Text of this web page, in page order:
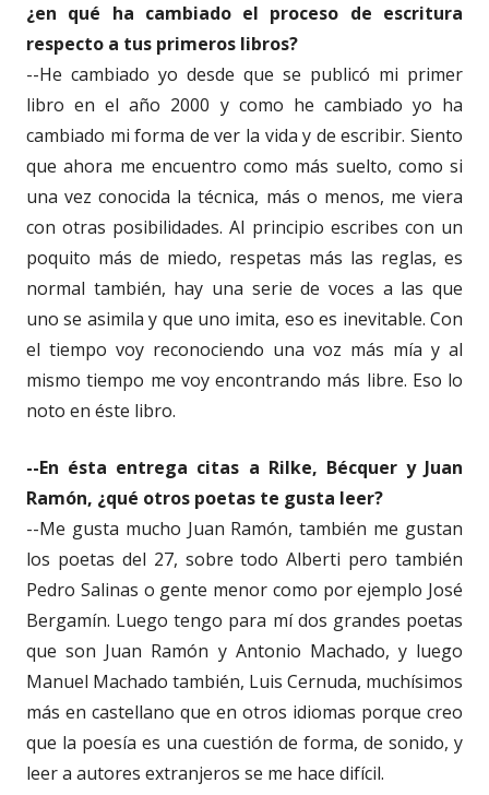
¿en qué ha cambiado el proceso de escritura
respecto a tus primeros libros?
--He cambiado yo desde que se publicó mi primer
libro en el año 2000 y como he cambiado yo ha
cambiado mi forma de ver la vida y de escribir. Siento
que ahora me encuentro como más suelto, como si
una vez conocida la técnica, más o menos, me viera
con otras posibilidades. Al principio escribes con un
poquito más de miedo, respetas más las reglas, es
normal también, hay una serie de voces a las que
uno se asimila y que uno imita, eso es inevitable. Con
el tiempo voy reconociendo una voz más mía y al
mismo tiempo me voy encontrando más libre. Eso lo
noto en éste libro.
--En ésta entrega citas a Rilke, Bécquer y Juan
Ramón, ¿qué otros poetas te gusta leer?
--Me gusta mucho Juan Ramón, también me gustan
los poetas del 27, sobre todo Alberti pero también
Pedro Salinas o gente menor como por ejemplo José
Bergamín. Luego tengo para mí dos grandes poetas
que son Juan Ramón y Antonio Machado, y luego
Manuel Machado también, Luis Cernuda, muchísimos
más en castellano que en otros idiomas porque creo
que la poesía es una cuestión de forma, de sonido, y
leer a autores extranjeros se me hace difícil.